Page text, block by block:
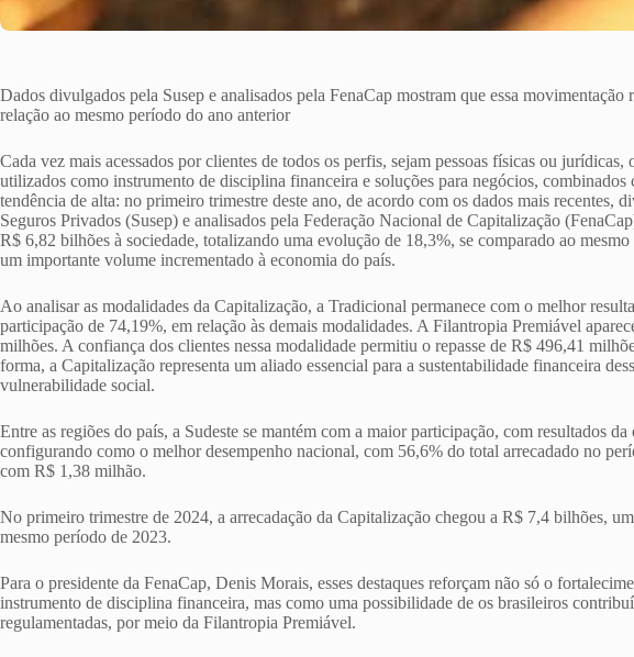
Dados divulgados pela Susep e analisados pela FenaCap mostram que essa
relação ao mesmo período do ano anterior
Cada vez mais acessados por clientes de todos os perfis, sejam pessoas físicas ou
utilizados como instrumento de disciplina financeira e soluções para negócios, combinados
tendência de alta: no primeiro trimestre deste ano, de acordo com os dados mais recentes,
Seguros Privados (Susep) e analisados pela Federação Nacional de Capitalização
R$ 6,82 bilhões à sociedade, totalizando uma evolução de 18,3%, se comparado ao
um importante volume incrementado à economia do país.
Ao analisar as modalidades da Capitalização, a Tradicional permanece com o melhor
participação de 74,19%, em relação às demais modalidades. A Filantropia Premiável
milhões. A confiança dos clientes nessa modalidade permitiu o repasse de R$ 496,41
forma, a Capitalização representa um aliado essencial para a sustentabilidade financeira
vulnerabilidade social.
Entre as regiões do país, a Sudeste se mantém com a maior participação, com resultados
configurando como o melhor desempenho nacional, com 56,6% do total arrecadado no
com R$ 1,38 milhão.
No primeiro trimestre de 2024, a arrecadação da Capitalização chegou a R$ 7,4 bilhões,
mesmo período de 2023.
Para o presidente da FenaCap, Denis Morais, esses destaques reforçam não só o
instrumento de disciplina financeira, mas como uma possibilidade de os brasileiros
regulamentadas, por meio da Filantropia Premiável.